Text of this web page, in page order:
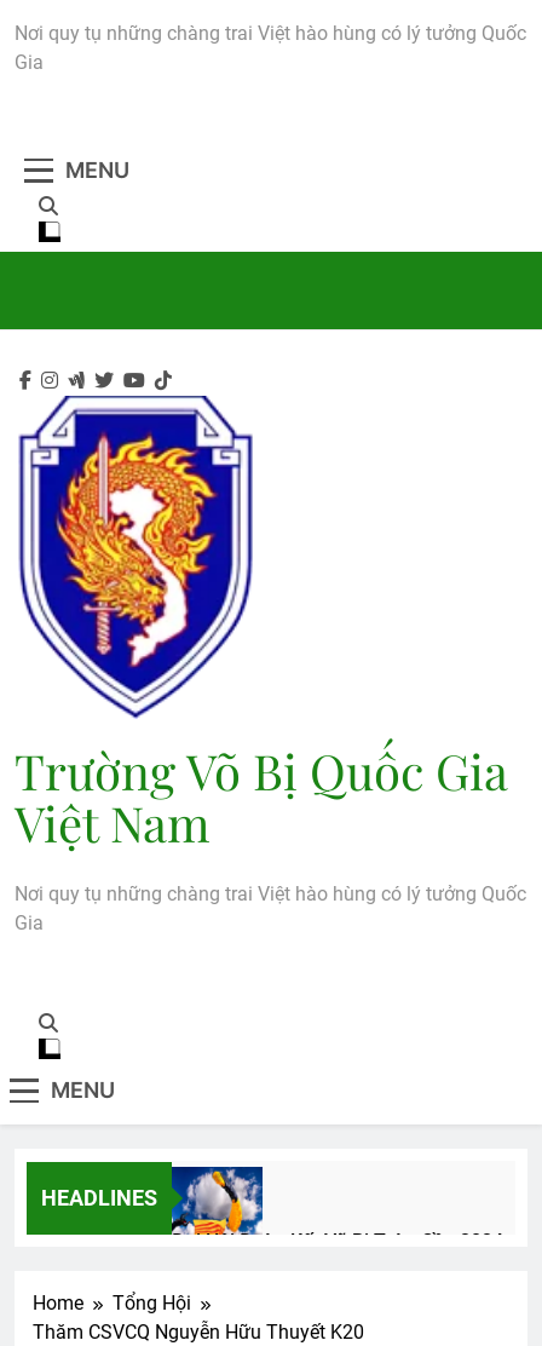
Nơi quy tụ những chàng trai Việt hào hùng có lý tưởng Quốc
Gia
MENU
Trường Võ Bị Quốc Gia
Việt Nam
Nơi quy tụ những chàng trai Việt hào hùng có lý tưởng Quốc
Gia
MENU
HEADLINES
Đại Hội Đoàn Kết Võ Bị Toàn Cầu 2024
Home
Tổng Hội
Thăm CSVCQ Nguyễn Hữu Thuyết K20